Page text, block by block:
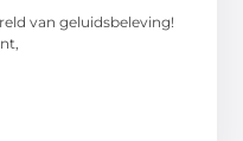
van geluidsbeleving!